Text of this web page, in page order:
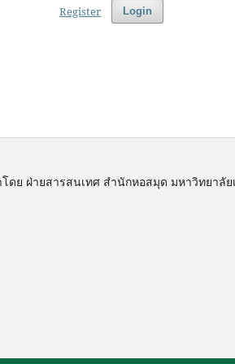
Login
Register
ดย ฝ่ายสารสนเทศ สำนักหอสมุด มหาวิทยาลัย